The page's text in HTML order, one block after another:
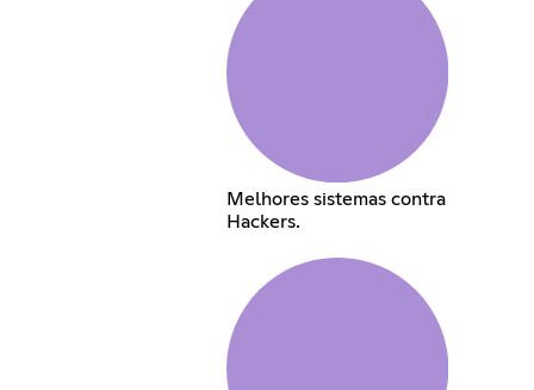
Melhores sistemas contra
Hackers.